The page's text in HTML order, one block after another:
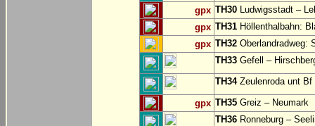
gpx TH30 Ludwigsstadt –
gpx TH31 Höllenthalbahn:
gpx TH32 Oberlandradweg:
TH33 Gefell –
TH34Zeulenroda unt Bf
gpx TH35 Greiz – Neumark
TH36 Ronneburg –